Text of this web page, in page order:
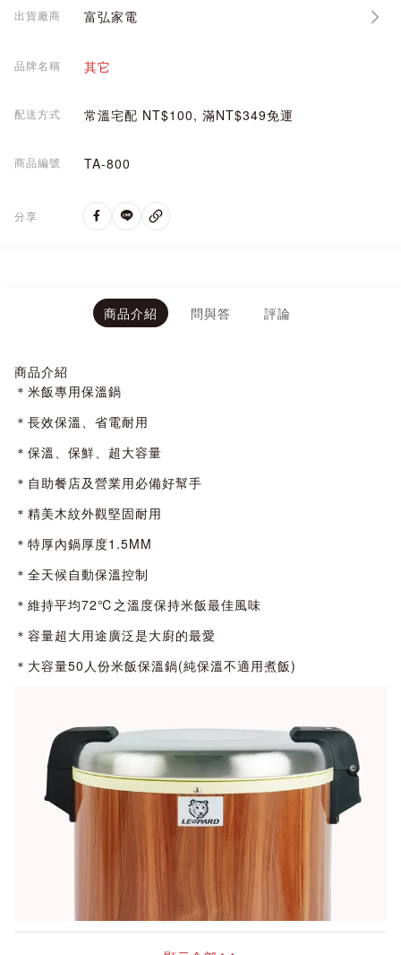
出貨廠商 富弘家電
品牌名稱 其它
配送方式 常溫宅配 NT$100, 滿NT$349免運
商品編號 TA-800
分享
商品介紹 問與答 評論
商品介紹
＊米飯專用保溫鍋
＊長效保溫、省電耐用
＊保溫、保鮮、超大容量
＊自助餐店及營業用必備好幫手
＊精美木紋外觀堅固耐用
＊特厚內鍋厚度1.5MM
＊全天候自動保溫控制
＊維持平均72℃之溫度保持米飯最佳風味
＊容量超大用途廣泛是大廚的最愛
＊大容量50人份米飯保溫鍋(純保溫不適用煮飯)